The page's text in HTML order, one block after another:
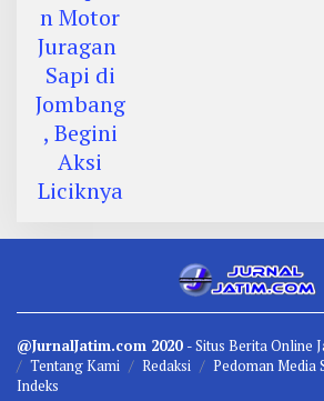
@JurnalJatim.com 2020 - Situs BeritaOnline
Tentang Kami
Redaksi Pedoman Media
Indeks